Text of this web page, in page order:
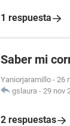
1 respuesta
Saber mi
Yaniorjaramillo - 26
gslaura - 29 nov
2 respuestas